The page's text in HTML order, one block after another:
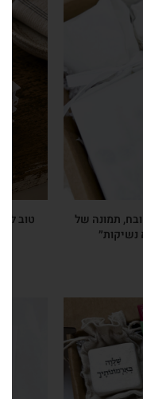
תמונה של
נשיקות״